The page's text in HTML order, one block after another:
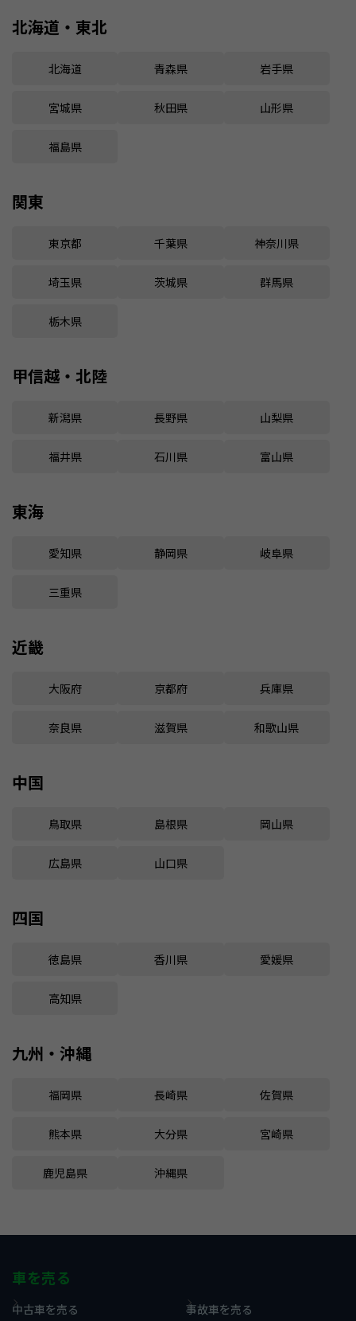
北海道・東北
北海道 青森県 岩手県
宮城県 秋田県 山形県
福島県
関東
東京都 千葉県 神奈川県
埼玉県 茨城県 群馬県
栃木県
甲信越・北陸
新潟県 長野県 山梨県
福井県 石川県 富山県
東海
愛知県 静岡県 岐阜県
三重県
近畿
大阪府 京都府 兵庫県
奈良県 滋賀県 和歌山県
中国
鳥取県 島根県 岡山県
広島県 山口県
四国
徳島県 香川県 愛媛県
高知県
九州・沖縄
福岡県 長崎県 佐賀県
熊本県 大分県 宮崎県
鹿児島県 沖縄県
車を売る
中古車を売る
事故車を売る